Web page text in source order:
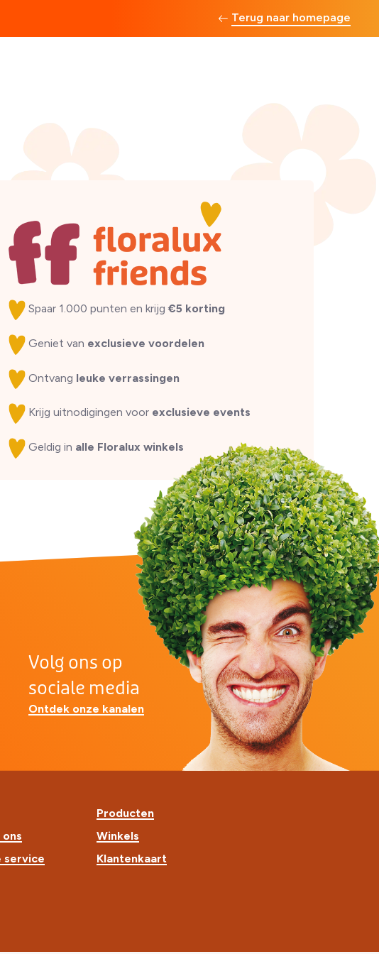
Terug naar homepage
Spaar 1.000 punten en krijg€5 korting
Geniet van exclusieve voordelen
Ontvang leuke verrassingen
Krijg uitnodigingen voor exclusieve events
Geldig in alle Floralux winkels
Volg ons op
sociale media
Ontdek onze kanalen
service
Producten
Winkels
Klantenkaart